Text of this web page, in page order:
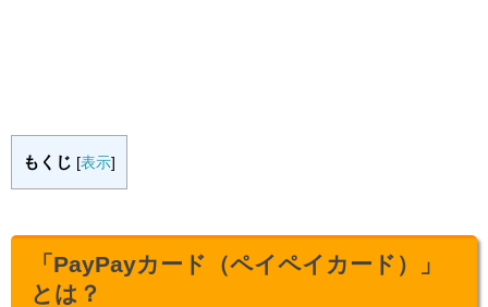
もくじ [表示]
「PayPayカード（ペイペイカード）」
とは？